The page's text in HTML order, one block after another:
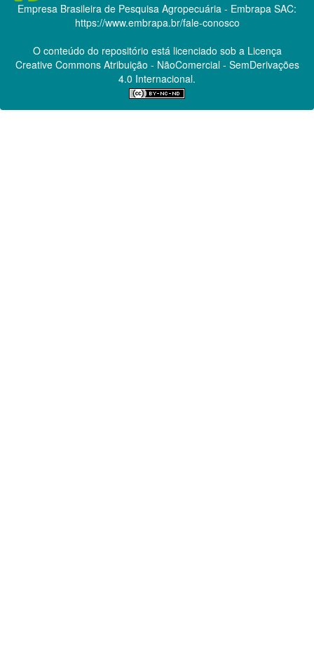
Empresa Brasileira de Pesquisa Agropecuária - Embrapa SAC:
https://www.embrapa.br/fale-conosco
O conteúdo do repositório está licenciado sob a Licença
Creative CommonsAtribuição - NãoComercial - SemDerivações
4.0 Internacional.